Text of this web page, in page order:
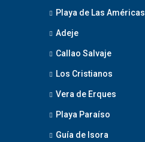
Playa de Las Américas
Adeje
Callao Salvaje
Los Cristianos
Vera de Erques
Playa Paraíso
Guía de Isora